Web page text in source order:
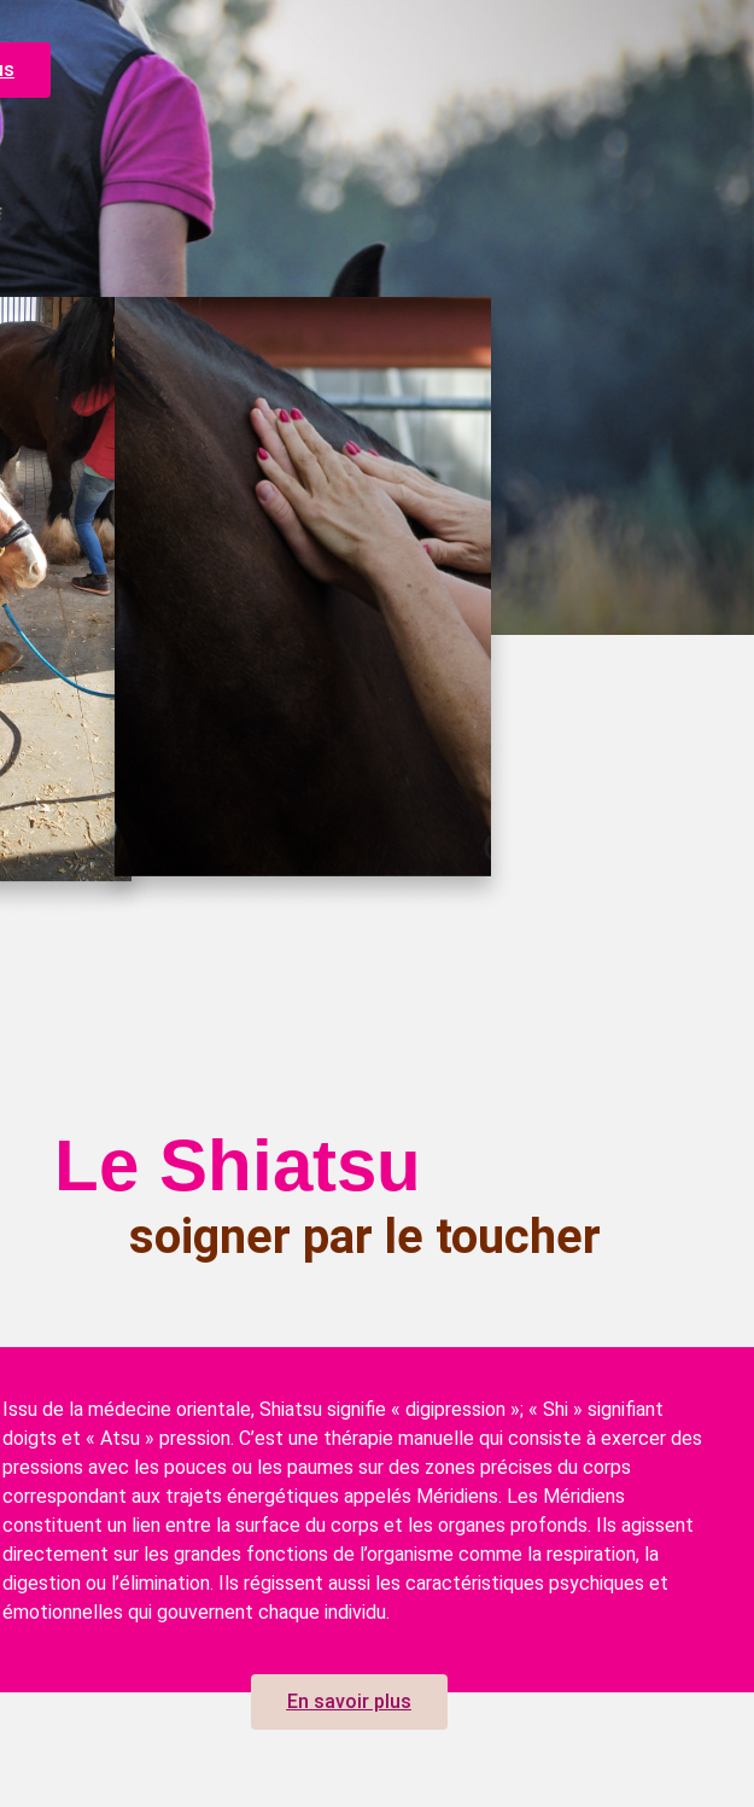
Le Shiatsu
soigner par le toucher
Issu de la médecine orientale, Shiatsu signifie « digipression »; « Shi » signifiant
doigts et « Atsu » pression. C’est une thérapie manuelle qui consiste à exercer des
pressions avec les pouces ou les paumes sur des zones précises du corps
correspondant aux trajets énergétiques appelés Méridiens. Les Méridiens
constituent un lien entre la surface du corps et les organes profonds. Ils agissent
directement sur les grandes fonctions de l’organisme comme la respiration, la
digestion ou l’élimination. Ils régissent aussi les caractéristiques psychiques et
émotionnelles qui gouvernent chaque individu.
En savoir plus